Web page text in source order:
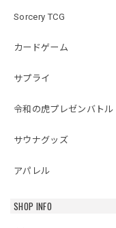
Sorcery TCG
カードゲーム
サプライ
令和の虎プレゼンバトル
サウナグッズ
アパレル
SHOP INFO